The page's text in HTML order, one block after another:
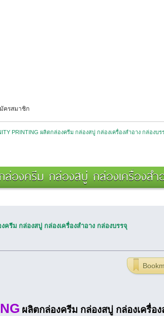
ครสมาชิก
PRINTING ผลิตกล่องครีม กล่องสบู่ กล่องเครื่องสำอาง กล่อง
กล่องครีม กล่องสบู่ กล่องเครื่อ
ครีม กล่องสบู่ กล่องเครื่องสำอาง กล่องบรรจุ
ผลิตกล่องครีม กล่องสบู่ กล่องเครื่